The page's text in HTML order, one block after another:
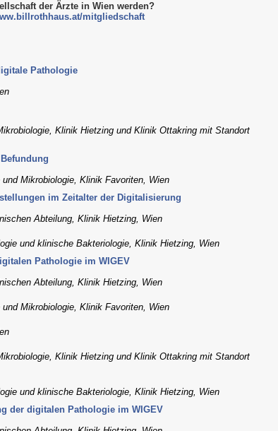
der Ärzte in Wien werden?
mitgliedschaft
Pathologie
Klinik Hietzing und Klinik Ottakring mit Standort
Mikrobiologie, Klinik Favoriten, Wien
im Zeitalter der Digitalisierung
Abteilung, Klinik Hietzing, Wien
und klinische Bakteriologie, Klinik Hietzing, Wien
Pathologie im WIGEV
Abteilung, Klinik Hietzing, Wien
Mikrobiologie, Klinik Favoriten, Wien
Klinik Hietzing und Klinik Ottakring mit Standort
und klinische Bakteriologie, Klinik Hietzing, Wien
der digitalen Pathologie im WIGEV